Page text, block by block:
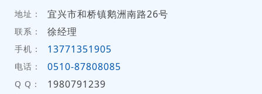
地址： 宜兴市和桥镇鹅洲南路26号
联系： 徐经理
手机： 13771351905
电话： 0510-87808085
Q Q： 1980791239